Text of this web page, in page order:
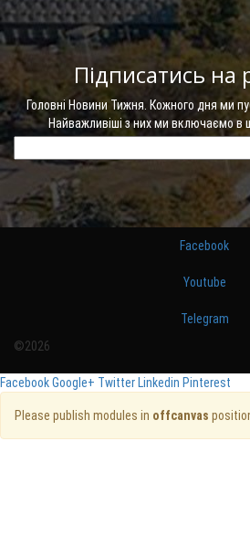
Підписатись на
Головні Новини Тижня. Кожного дня ми
Найважливіші з них ми включаємо в
Facebook
Youtube
Telegram
©2026
FacebookGoogle+ Twitter Linkedin Pinterest
Please publish modules in offcanvas